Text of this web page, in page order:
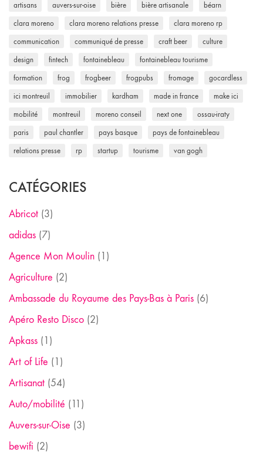
artisans auvers-sur-oise bière bière artisanale béarn
clara moreno clara moreno relations presse clara moreno rp
communication communiqué de presse craft beer culture
design fintech fontainebleau fontainebleau tourisme
formation frog frogbeer frogpubs fromage gocardless
ici montreuil immobilier kardham made in france make ici
mobilité montreuil moreno conseil next one ossau-iraty
paris paul chantler pays basque pays de fontainebleau
relations presse rp startup tourisme van gogh
CATÉGORIES
Abricot (3)
adidas (7)
Agence Mon Moulin (1)
Agriculture (2)
Ambassade du Royaume des Pays-Bas à Paris (6)
Apéro Resto Disco (2)
Apkass (1)
Art of Life (1)
Artisanat (54)
Auto/mobilité (11)
Auvers-sur-Oise (3)
bewifi (2)